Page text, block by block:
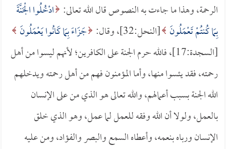
الرحمة، وهذا ما جاءت به النصوص قال الله تعالى: ادْخُلُوا الْجَنَّةَ
بِمَا كُنتُمْ تَعْمَلُونَ [النحل:32]، وقال:
جَزَاءً بِمَا كَانُوا يَعْمَلُونَ
[السجدة:17]، فالله حرم الجنة على الكافرين؛ لأنهم ليسوا من أهل
رحمته، فقد يئسوا منها، وأما المؤمنون فهم من أهل رحمته ويدخلهم
الله الجنة بسبب أعمالهم، والله تعالى هو الذي من على الإنسان
بالعمل، ولولا أن الله وفقه للعمل لما عمل، وهو الذي خلق
الإنسان ورباه بنعمه، وأعطاه السمع والبصر والفؤاد، ومن عليه